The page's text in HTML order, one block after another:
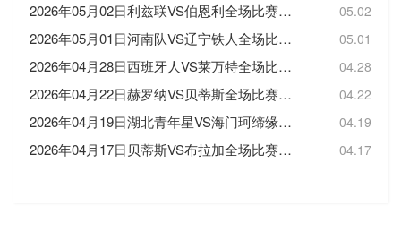
2026年05月02日利兹联VS伯恩利全场比赛录像回放 05.02
2026年05月01日河南队VS辽宁铁人全场比赛录像回放 05.01
2026年04月28日西班牙人VS莱万特全场比赛录像回放 04.28
2026年04月22日赫罗纳VS贝蒂斯全场比赛录像回放 04.22
2026年04月19日湖北青年星VS海门珂缔缘全场比赛录像回放 04.19
2026年04月17日贝蒂斯VS布拉加全场比赛录像回放 04.17